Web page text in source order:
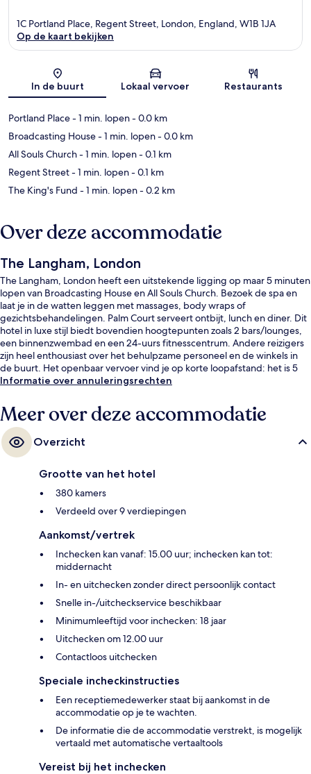
Kaart
1C Portland Place, Regent Street, London, England, W1B 1JA
Op de kaart bekijken
In de buurt Lokaal vervoer Restaurants
Portland Place- 1 min. lopen- 0.0 km
Broadcasting House- 1 min. lopen- 0.0 km
All Souls Church- 1 min. lopen- 0.1 km
Regent Street- 1 min. lopen- 0.1 km
The King's Fund - 1 min. lopen- 0.2 km
Over deze accommodatie
The Langham, London
The Langham, London heeft een uitstekende ligging op maar 5 minuten
lopen van Broadcasting House en All Souls Church. Bezoek de spa en
laat je in de watten leggen met massages, body wraps of
gezichtsbehandelingen. Palm Court serveert ontbijt, lunch en diner. Dit
hotel in luxe stijl biedt bovendien hoogtepunten zoals 2 bars/lounges,
een binnenzwembad en een 24-uurs fitnesscentrum. Andere reizigers
zijn heel enthousiast over het behulpzame personeel en de winkels in
de buurt. Het openbaar vervoer vind je op korte loopafstand: het is 5
minuten lopen naar Oxford Circus Underground Station en 8 minuten
Informatie over annuleringsrechten
Meer over deze accommodatie
Overzicht
Grootte van het hotel
380 kamers
Verdeeld over 9 verdiepingen
Aankomst/vertrek
Inchecken kan vanaf: 15.00 uur; inchecken kan tot:
middernacht
In- en uitchecken zonder direct persoonlijk contact
Snelle in-/uitcheckservice beschikbaar
Minimumleeftijd voor inchecken: 18 jaar
Uitchecken om 12.00 uur
Contactloos uitchecken
Speciale incheckinstructies
Een receptiemedewerker staat bij aankomst in de
accommodatie op je te wachten.
De informatie die de accommodatie verstrekt, is mogelijk
vertaald met automatische vertaaltools
Vereist bij het inchecken